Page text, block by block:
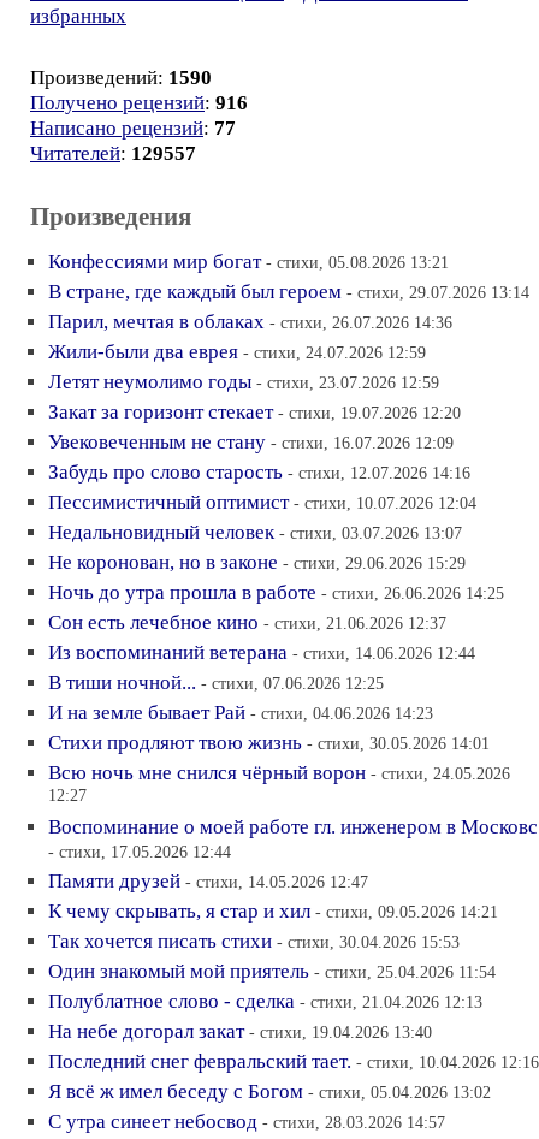
избранных
Произведений: 1590
Получено рецензий: 916
Написано рецензий: 77
Читателей: 129557
Произведения
Конфессиями мир богат - стихи, 05.08.2026 13:21
В стране, где каждый был героем - стихи, 29.07.2026 13:14
Парил, мечтая в облаках - стихи, 26.07.2026 14:36
Жили-были два еврея - стихи, 24.07.2026 12:59
Летят неумолимо годы - стихи, 23.07.2026 12:59
Закат за горизонт стекает - стихи, 19.07.2026 12:20
Увековеченным не стану - стихи, 16.07.2026 12:09
Забудь про слово старость - стихи, 12.07.2026 14:16
Пессимистичный оптимист - стихи, 10.07.2026 12:04
Недальновидный человек - стихи, 03.07.2026 13:07
Не коронован, но в законе - стихи, 29.06.2026 15:29
Ночь до утра прошла в работе - стихи, 26.06.2026 14:25
Сон есть лечебное кино - стихи, 21.06.2026 12:37
Из воспоминаний ветерана - стихи, 14.06.2026 12:44
В тиши ночной... - стихи, 07.06.2026 12:25
И на земле бывает Рай - стихи, 04.06.2026 14:23
Стихи продляют твою жизнь - стихи, 30.05.2026 14:01
Всю ночь мне снился чёрный ворон - стихи, 24.05.2026
12:27
Воспоминание о моей работе гл. инженером в Московс
- стихи, 17.05.2026 12:44
Памяти друзей - стихи, 14.05.2026 12:47
К чему скрывать, я стар и хил - стихи, 09.05.2026 14:21
Так хочется писать стихи - стихи, 30.04.2026 15:53
Один знакомый мой приятель - стихи, 25.04.2026 11:54
Полублатное слово - сделка - стихи, 21.04.2026 12:13
На небе догорал закат - стихи, 19.04.2026 13:40
Последний снег февральский тает. - стихи, 10.04.2026 12:16
Я всё ж имел беседу с Богом - стихи, 05.04.2026 13:02
С утра синеет небосвод - стихи, 28.03.2026 14:57